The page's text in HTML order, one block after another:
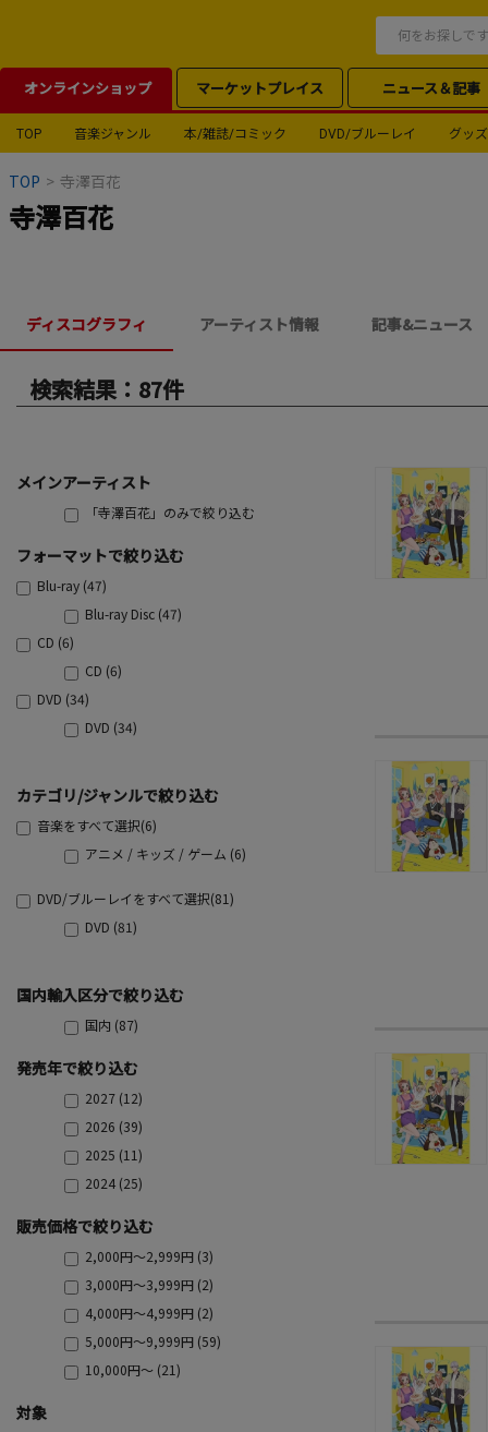
オンラインショップ マーケットプレイス ニュース＆記事
TOP 音楽ジャンル 本/雑誌/コミック DVD/ブルーレイ グッズ
TOP > 寺澤百花
寺澤百花
ディスコグラフィ アーティスト情報 記事&ニュース
検索結果：87件
メインアーティスト
「寺澤百花」のみで絞り込む
フォーマットで絞り込む
Blu-ray (47)
Blu-ray Disc (47)
CD (6)
CD (6)
DVD (34)
DVD (34)
カテゴリ/ジャンルで絞り込む
音楽をすべて選択(6)
アニメ / キッズ / ゲーム (6)
DVD/ブルーレイをすべて選択(81)
DVD (81)
国内輸入区分で絞り込む
国内 (87)
発売年で絞り込む
2027 (12)
2026 (39)
2025 (11)
2024 (25)
販売価格で絞り込む
2,000円～2,999円 (3)
3,000円～3,999円 (2)
4,000円～4,999円 (2)
5,000円～9,999円 (59)
10,000円～ (21)
対象